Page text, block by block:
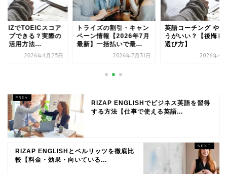
でTOEICスコア
ップできる？実際の
と活用方法...
2026年4月25日
トライズの割引・キャン
ペーン情報【2026年7月
最新】一括払いで最...
2026年7月31日
英語コーチング やめ
うがいい？【後悔し
選び方】
2026年4
RIZAP ENGLISHでビジネス英語を習得
する方法【仕事で使える英語...
RIZAP ENGLISHとベルリッツを徹底比
較【料金・効果・向いている...